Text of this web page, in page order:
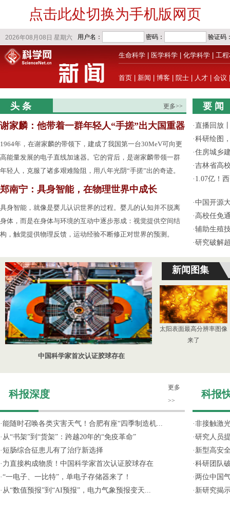
点击此处切换为手机版网页
生命科学 医学科学 化学科学 工
首页 新闻 博客 院士 人才 会议
头 条 更多>>
谢家麟：他带着一群年轻人“手搓”出大国重器
1964年，在谢家麟的带领下，建成了我国第一台30MeV可向更
高能量发展的电子直线加速器。它的背后，是谢家麟带领一群
年轻人，克服了诸多艰难险阻，用八年光阴“手搓”出的奇迹。
郑南宁：具身智能，在物理世界中成长
具身智能，就像是婴儿认识世界的过程。婴儿的认知并不脱离
身体，而是在身体与环境的互动中逐步形成：视觉提供空间结
构，触觉提供物理反馈，运动经验不断修正对世界的预测。
要 闻
·直播回放
·科研绘图
·住房城乡
·吉林省高
· 1.07亿！
·中国开源
· 高校任免
·辅助生殖
·研究破解
中国科学家首次认证胶球存在
新闻图集
太阳表面最高分辨率图像
来了
科报深度
更多
>>
·能随时召唤各类灾害天气！合肥有座“四季制造机...
· 从“书架”到“货架”：跨越20年的“免疫革命”
· 短肠综合征患儿有了治疗新选择
· 力直接构成物质！中国科学家首次认证胶球存在
·“一电子、一比特”，单电子存储器来了！
· 从“数值预报”到“AI预报”，电力气象预报变天...
科报
·非接触激
·研究人员
· 新型高安
·科研团队
· 两位中国
· 新研究揭